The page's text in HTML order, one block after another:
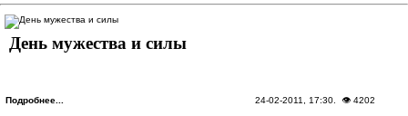
День мужества и силы
Подробнее... 24-02-2011, 17:30 . 👁 4202